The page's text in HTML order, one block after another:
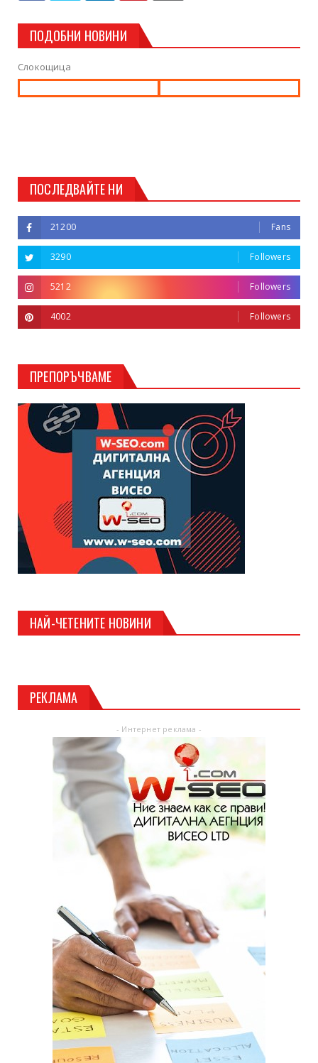
ПОДОБНИ НОВИНИ
Слокощица
ПОСЛЕДВАЙТЕ НИ
21200 Fans
3290 Followers
5212 Followers
4002 Followers
ПРЕПОРЪЧВАМЕ
НАЙ-ЧЕТЕНИТЕ НОВИНИ
РЕКЛАМА
- Интернет реклама -